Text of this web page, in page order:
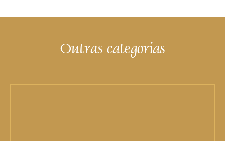
Outras categorias